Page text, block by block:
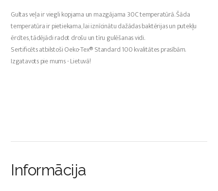
Gultas veļa ir viegli kopjama un mazgājama 30C temperatūrā. Šāda
temperatūra ir pietiekama, lai iznīcinātu dažādas baktērijas un putekļu
ērcītes, tādējādi radot drošu un tīru gulēšanas vidi.
Sertificēts atbilstoši Oeko-Tex® Standard 100 kvalitātes prasībām.
Izgatavots pie mums - Lietuvā!
Informācija